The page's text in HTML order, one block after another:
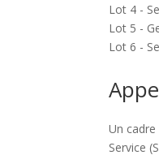
Lot 4 -
Lot 5 -
Lot 6 -
Un
Service